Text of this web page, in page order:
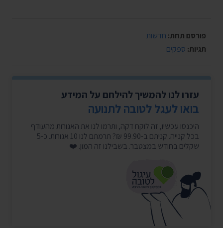
פורסם תחת: חדשות
תגיות: ספקים
עזרו לנו להמשיך להילחם על המידע
בואו לעגל לטובה לתנועה
היכנסו עכשיו, זה לוקח דקה, ותרמו לנו את האגורות מהעודף
בכל קנייה. קניתם ב-99.90 ₪? תרמתם לנו 10 אגורות. כ-5
שקלים בחודש במצטבר. בשבילנו זה המון. ❤️